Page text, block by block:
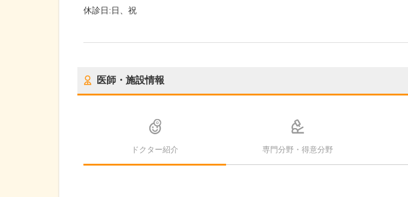
休診日:日、祝
医師・施設情報
ドクター紹介 専門分野・得意分野